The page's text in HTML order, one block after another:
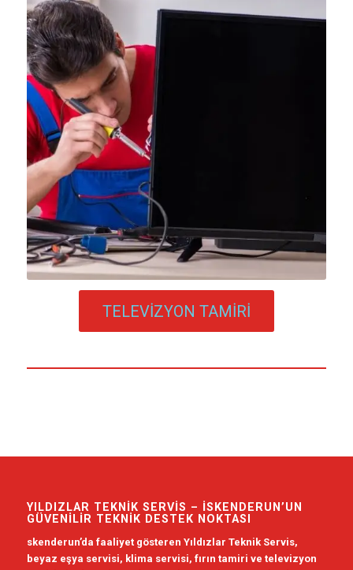
TELEVİZYON TAMİRİ
YILDIZLAR TEKNIK SERVIS – İSKENDERUN’UN
GÜVENILIR TEKNIK DESTEK NOKTASI
skenderun’da faaliyet gösteren Yıldızlar Teknik Servis,
beyaz eşya servisi, klima servisi, fırın tamiri ve televizyon